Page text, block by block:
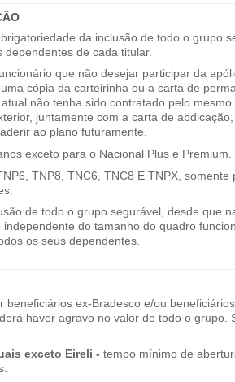
da inclusão de todo o grupo
dependentes de cada titular.
que não desejar participar da
cópia da carteirinha ou a carta de
não tenha sido contratado pelo
juntamente com a carta de
ao plano futuramente.
exceto para o Nacional Plus e Premium.
TNP8, TNC6, TNC8 E TNPX,
de todo o grupo segurável, desde que
do tamanho do quadro
os seus dependentes.
beneficiários ex-Bradesco e/ou
haver agravo no valor de todo o grupo.
exceto Eireli - tempo mínimo de